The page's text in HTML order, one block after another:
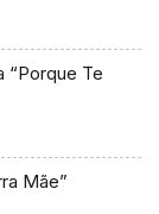
“Porque Te
Mãe”